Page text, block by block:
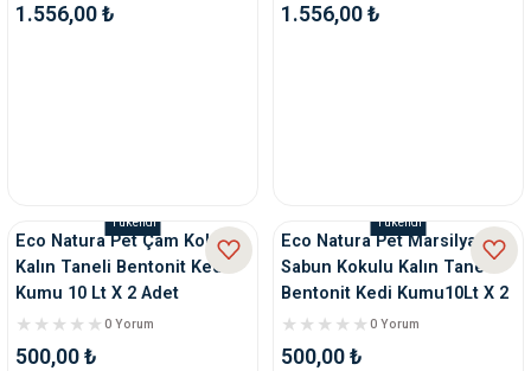
1.556,00 ₺ 1.556,00 ₺
Tükendi
Eco Natura Pet Çam Kokulu
Kalın Taneli Bentonit Kedi
Kumu 10 Lt X 2 Adet
0 Yorum
500,00 ₺
Tükendi
Eco Natura Pet Marsilya
Sabun Kokulu Kalın Tane
Bentonit Kedi Kumu10Lt X 2
Adet
0 Yorum
500,00 ₺